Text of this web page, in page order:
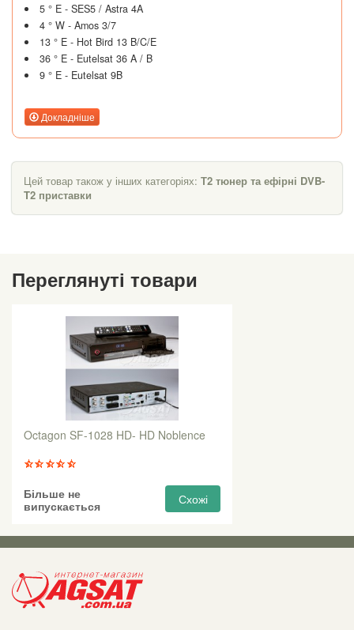
5 ° E - SES5 / Astra 4A
4 ° W - Amos 3/7
13 ° E - Hot Bird 13 B/C/E
36 ° E - Eutelsat 36 A / B
9 ° E - Eutelsat 9B
Докладніше
Цей товар також у інших категоріях: Т2 тюнер та ефірні DVB-
T2 приставки
Переглянуті товари
Octagon SF-1028 HD- HD Noblence
Більше не
випускається
Схожі